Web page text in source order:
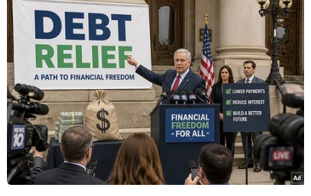
được biết tới nhiều nhất với ca khúc
“Trapped”
từng lọt vào danh sách 5 đĩa đơn bán chạy nhất
tại nước Anh vào năm 1985.
Tuy nhiên, khi về già, Abrams lại sống trong
tình trạng nay đây mai đó trên đường phố New
York và còn mang chứng bệnh tiểu đường.
Vào năm 2015, các bạn bè trong giới nghệ thuật
đã mở một chiến dịch gây quỹ để giúp Abrams